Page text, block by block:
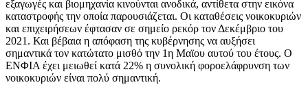
εξαγωγές και βιομηχανία κινούνται ανοδικά, αντίθετα στην εικόνα
καταστροφής την οποία παρουσιάζεται. Οι καταθέσεις νοικοκυριών
και επιχειρήσεων έφτασαν σε σημείο ρεκόρ τον Δεκέμβριο του
2021. Και βέβαια η απόφαση της κυβέρνησης να αυξήσει
σημαντικά τον κατώτατο μισθό την 1η Μαϊου αυτού του έτους. Ο
ΕΝΦΙΑ έχει μειωθεί κατά 22% η συνολική φοροελάφρυνση των
νοικοκυριών είναι πολύ σημαντική.